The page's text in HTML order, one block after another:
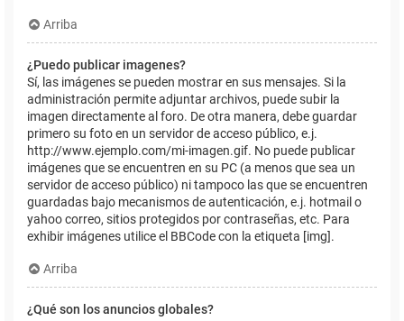
Arriba
¿Puedo publicar imagenes?
Sí, las imágenes se pueden mostrar en sus mensajes. Si la
administración permite adjuntar archivos, puede subir la
imagen directamente al foro. De otra manera, debe guardar
primero su foto en un servidor de acceso público, e.j.
http://www.ejemplo.com/mi-imagen.gif. No puede publicar
imágenes que se encuentren en su PC (a menos que sea un
servidor de acceso público) ni tampoco las que se encuentren
guardadas bajo mecanismos de autenticación, e.j. hotmail o
yahoo correo, sitios protegidos por contraseñas, etc. Para
exhibir imágenes utilice el BBCode con la etiqueta [img].
Arriba
¿Qué son los anuncios globales?